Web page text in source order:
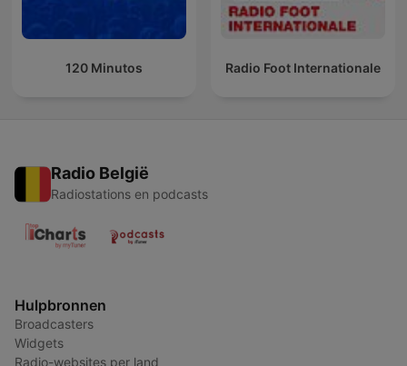
120 Minutos Radio Foot Internationale
Radio België
Radiostations en podcasts
Hulpbronnen
Broadcasters
Widgets
Radio-websites per land